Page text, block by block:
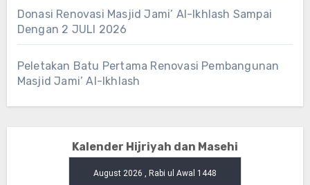
Donasi Renovasi Masjid Jami’ Al-Ikhlash Sampai
Dengan 2 JULI 2026
Peletakan Batu Pertama Renovasi Pembangunan
Masjid Jami’ Al-Ikhlash
Kalender Hijriyah dan Masehi